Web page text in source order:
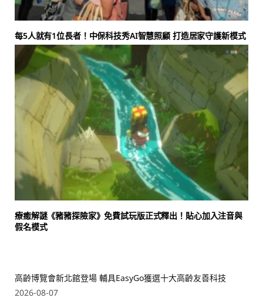
每5人就有1位長者！中保科技秀AI智慧照顧 打造居家守護新模式
療癒解謎《豬豬探險家》免費試玩版正式釋出！貼心加入注音與
假名模式
高齡博覽會新北館登場 輔具EasyGo獲選十大高齡友善科技
2026-08-07